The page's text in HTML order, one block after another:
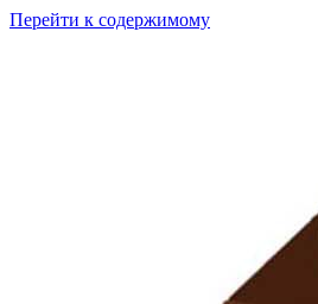
Перейти к содержимому